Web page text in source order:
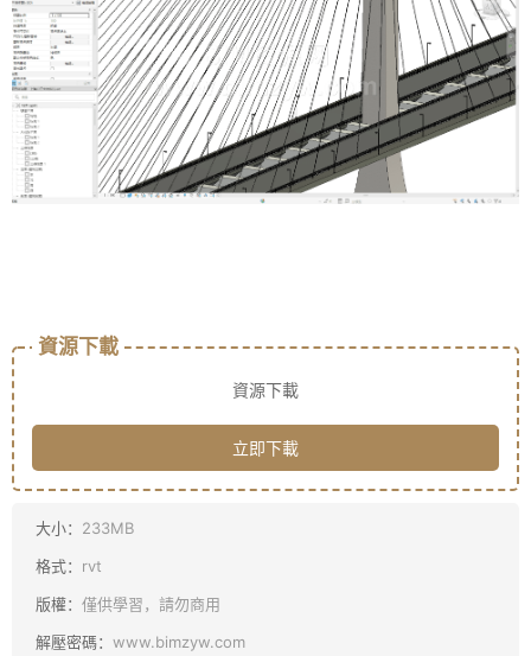
資源下載
資源下載
立即下載
大小： 233MB
格式： rvt
版權： 僅供學習，請勿商用
解壓密碼： www.bimzyw.com